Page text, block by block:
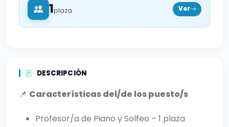
1plaza Ver
DESCRIPCIÓN
📌 Características del/de los puesto/s
Profesor/a de Piano y Solfeo – 1 plaza